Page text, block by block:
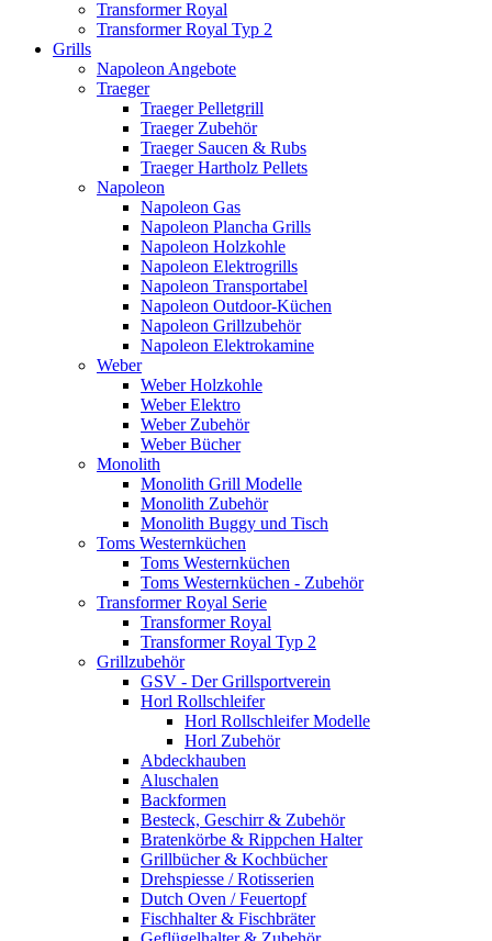
Transformer Royal
Transformer Royal Typ 2
Grills
Napoleon Angebote
Traeger
Traeger Pelletgrill
Traeger Zubehör
Traeger Saucen & Rubs
Traeger Hartholz Pellets
Napoleon
Napoleon Gas
Napoleon Plancha Grills
Napoleon Holzkohle
Napoleon Elektrogrills
Napoleon Transportabel
Napoleon Outdoor-Küchen
Napoleon Grillzubehör
Napoleon Elektrokamine
Weber
Weber Holzkohle
Weber Elektro
Weber Zubehör
Weber Bücher
Monolith
Monolith Grill Modelle
Monolith Zubehör
Monolith Buggy und Tisch
Toms Westernküchen
Toms Westernküchen
Toms Westernküchen - Zubehör
Transformer Royal Serie
Transformer Royal
Transformer Royal Typ 2
Grillzubehör
GSV - Der Grillsportverein
Horl Rollschleifer
Horl Rollschleifer Modelle
Horl Zubehör
Abdeckhauben
Aluschalen
Backformen
Besteck, Geschirr & Zubehör
Bratenkörbe & Rippchen Halter
Grillbücher & Kochbücher
Drehspiesse / Rotisserien
Dutch Oven / Feuertopf
Fischhalter & Fischbräter